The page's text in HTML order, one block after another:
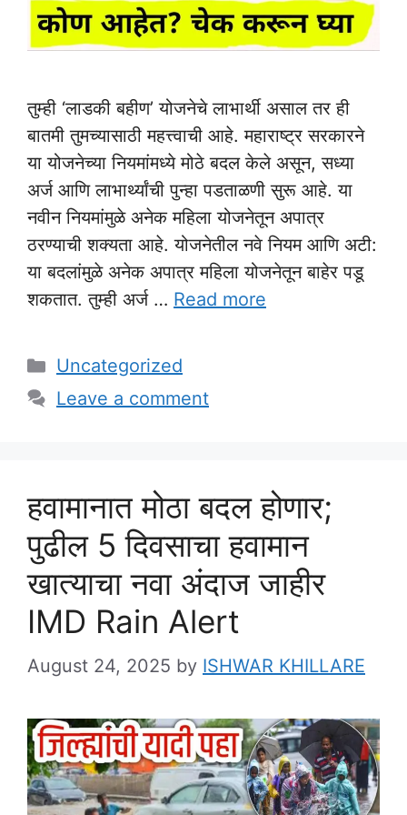
तुम्ही ‘लाडकी बहीण’ योजनेचे लाभार्थी असाल तर ही
बातमी तुमच्यासाठी महत्त्वाची आहे. महाराष्ट्र सरकारने
या योजनेच्या नियमांमध्ये मोठे बदल केले असून, सध्या
अर्ज आणि लाभार्थ्यांची पुन्हा पडताळणी सुरू आहे. या
नवीन नियमांमुळे अनेक महिला योजनेतून अपात्र
ठरण्याची शक्यता आहे. योजनेतील नवे नियम आणि अटी:
या बदलांमुळे अनेक अपात्र महिला योजनेतून बाहेर पडू
शकतात. तुम्ही अर्ज … Read more
Categories
Uncategorized
Leave a comment
हवामानात मोठा बदल होणार;
पुढील 5 दिवसाचा हवामान
खात्याचा नवा अंदाज जाहीर
IMD Rain Alert
August 24, 2025 by ISHWAR KHILLARE